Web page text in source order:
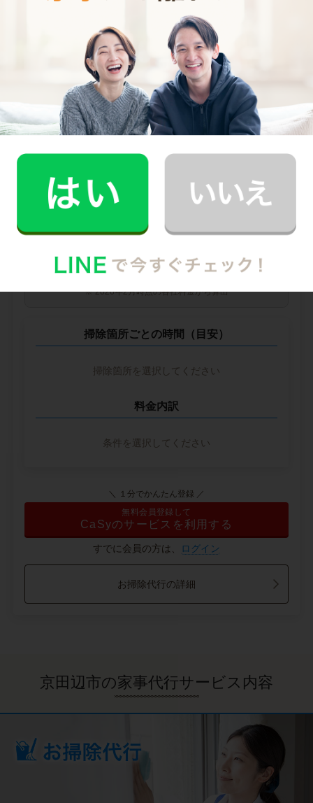
他社との比較
業界大手B社
--円
中堅CH社
--
※ 2026年2月時点の各社料金から算出
掃除箇所ごとの時間（目安）
掃除箇所を選択してください
料金内訳
条件を選択してください
＼ １分でかんたん登録 ／
無料会員登録して
CaSyのサービスを利用する
すでに会員の方は、 ログイン
お掃除代行の詳細
京田辺市の家事代行サービス内容